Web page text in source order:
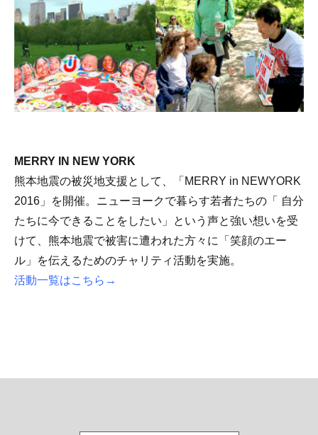
MERRY IN NEW YORK
熊本地震の被災地支援として、「MERRY in NEWYORK
2016」を開催。ニューヨークで暮らす若者たちの「 自分
たちに今できることをしたい」という声と強い想いを受
けて、熊本地震で被害に遭われた方々に「笑顔のエー
ル」を伝えるためのチャリティ活動を実施。
活動一覧はこちら→